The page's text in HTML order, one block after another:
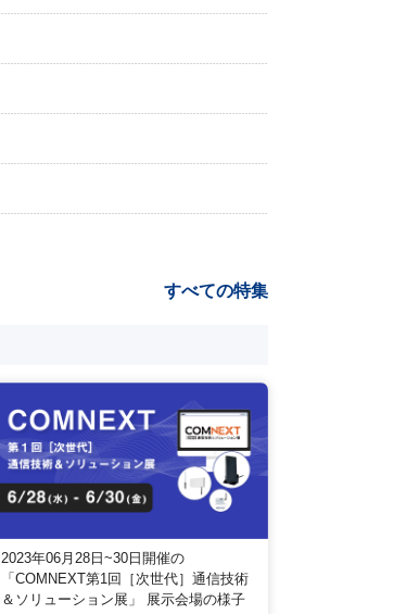
すべての特集
2023年06月28日~30日開催の
「COMNEXT第1回［次世代］通信技術
＆ソリューション展」 展示会場の様子